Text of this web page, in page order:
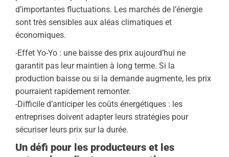
d’importantes fluctuations. Les marchés de l’énergie
sont très sensibles aux aléas climatiques et
économiques.
-Effet Yo-Yo : une baisse des prix aujourd’hui ne
garantit pas leur maintien à long terme. Si la
production baisse ou si la demande augmente, les prix
pourraient rapidement remonter.
-Difficile d’anticiper les coûts énergétiques : les
entreprises doivent adapter leurs stratégies pour
sécuriser leurs prix sur la durée.
Un défi pour les producteurs et les